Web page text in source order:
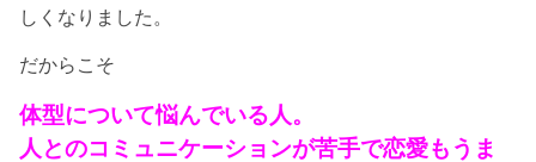
しくなりました。
だからこそ
体型について悩んでいる人。
人とのコミュニケーションが苦手で恋愛もうま